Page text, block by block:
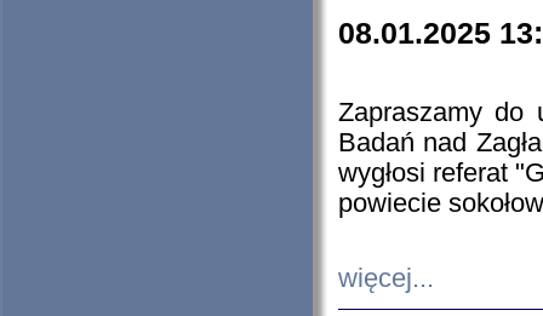
08.01.2025
Zapraszamy do
Badań nad
wygłosi referat
powiecie
więcej...